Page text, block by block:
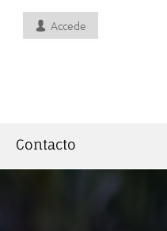
Accede
Contacto